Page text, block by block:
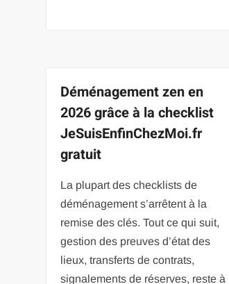
Déménagement zen en
2026 grâce à la checklist
JeSuisEnfinChezMoi.fr
gratuit
La plupart des checklists de
déménagement s’arrêtent à la
remise des clés. Tout ce qui suit,
gestion des preuves d’état des
lieux, transferts de contrats,
signalements de réserves, reste à